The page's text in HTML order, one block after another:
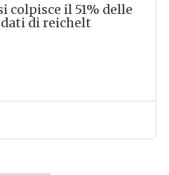
colpisce il 51% delle
di reichelt